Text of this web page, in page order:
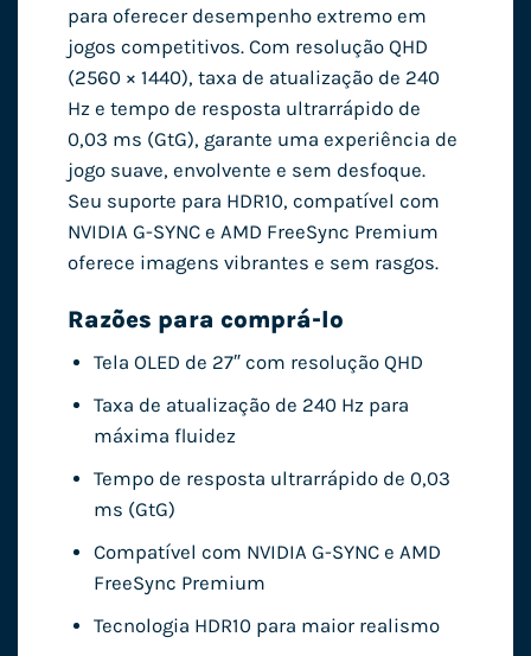
para oferecer desempenho extremo em
jogos competitivos. Com resolução QHD
(2560 × 1440), taxa de atualização de 240
Hz e tempo de resposta ultrarrápido de
0,03 ms (GtG), garante uma experiência de
jogo suave, envolvente e sem desfoque.
Seu suporte para HDR10, compatível com
NVIDIA G-SYNC e AMD FreeSync Premium
oferece imagens vibrantes e sem rasgos.
Razões para comprá-lo
Tela OLED de 27″ com resolução QHD
Taxa de atualização de 240 Hz para
máxima fluidez
Tempo de resposta ultrarrápido de 0,03
ms (GtG)
Compatível com NVIDIA G-SYNC e AMD
FreeSync Premium
Tecnologia HDR10 para maior realismo